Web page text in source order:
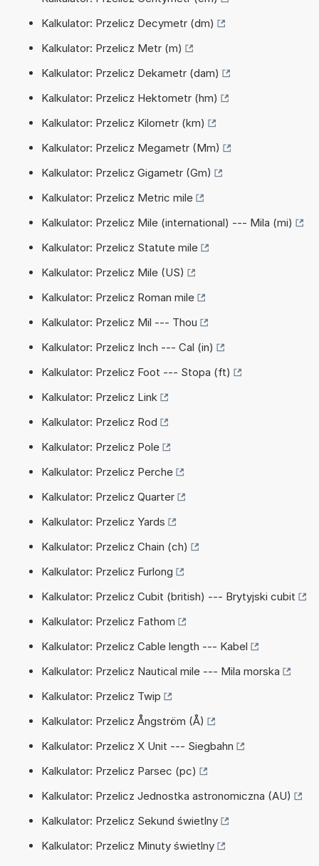
Kalkulator: Przelicz Decymetr (dm)
Kalkulator: Przelicz Metr (m)
Kalkulator: Przelicz Dekametr (dam)
Kalkulator: Przelicz Hektometr (hm)
Kalkulator: Przelicz Kilometr (km)
Kalkulator: Przelicz Megametr (Mm)
Kalkulator: Przelicz Gigametr (Gm)
Kalkulator: Przelicz Metric mile
Kalkulator: Przelicz Mile (international) --- Mila (mi)
Kalkulator: Przelicz Statute mile
Kalkulator: Przelicz Mile (US)
Kalkulator: Przelicz Roman mile
Kalkulator: Przelicz Mil --- Thou
Kalkulator: Przelicz Inch --- Cal (in)
Kalkulator: Przelicz Foot --- Stopa (ft)
Kalkulator: Przelicz Link
Kalkulator: Przelicz Rod
Kalkulator: Przelicz Pole
Kalkulator: Przelicz Perche
Kalkulator: Przelicz Quarter
Kalkulator: Przelicz Yards
Kalkulator: Przelicz Chain (ch)
Kalkulator: Przelicz Furlong
Kalkulator: Przelicz Cubit (british) --- Brytyjski cubit
Kalkulator: Przelicz Fathom
Kalkulator: Przelicz Cable length --- Kabel
Kalkulator: Przelicz Nautical mile --- Mila morska
Kalkulator: Przelicz Twip
Kalkulator: Przelicz Ångström (Å)
Kalkulator: Przelicz X Unit --- Siegbahn
Kalkulator: Przelicz Parsec (pc)
Kalkulator: Przelicz Jednostka astronomiczna (AU)
Kalkulator: Przelicz Sekund świetlny
Kalkulator: Przelicz Minuty świetlny